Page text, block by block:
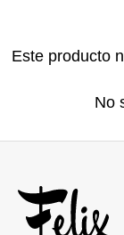
Este producto
No